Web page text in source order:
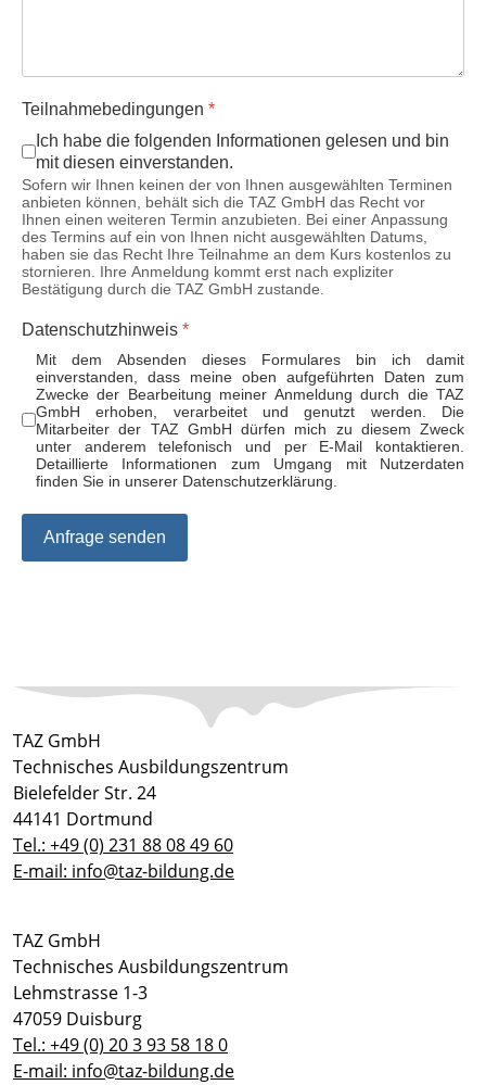
Teilnahmebedingungen *
Ich habe die folgenden Informationen gelesen und bin
mit diesen einverstanden.
Sofern wir Ihnen keinen der von Ihnen ausgewählten Terminen
anbieten können, behält sich die TAZ GmbH das Recht vor
Ihnen einen weiteren Termin anzubieten. Bei einer Anpassung
des Termins auf ein von Ihnen nicht ausgewählten Datums,
haben sie das Recht Ihre Teilnahme an dem Kurs kostenlos zu
stornieren. Ihre Anmeldung kommt erst nach expliziter
Bestätigung durch die TAZ GmbH zustande.
Datenschutzhinweis *
Mit dem Absenden dieses Formulares bin ich damit
einverstanden, dass meine oben aufgeführten Daten zum
Zwecke der Bearbeitung meiner Anmeldung durch die TAZ
GmbH erhoben, verarbeitet und genutzt werden. Die
Mitarbeiter der TAZ GmbH dürfen mich zu diesem Zweck
unter anderem telefonisch und per E-Mail kontaktieren.
Detaillierte Informationen zum Umgang mit Nutzerdaten
finden Sie in unserer Datenschutzerklärung.
Anfrage senden
TAZ GmbH
Technisches Ausbildungszentrum
Bielefelder Str. 24
44141 Dortmund
Tel.: +49 (0) 231 88 08 49 60
E-mail: info@taz-bildung.de
TAZ GmbH
Technisches Ausbildungszentrum
Lehmstrasse 1-3
47059 Duisburg
Tel.: +49 (0) 20 3 93 58 18 0
E-mail: info@taz-bildung.de